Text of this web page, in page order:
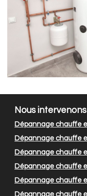
Nous
Dépannage chauffe
Dépannage chauffe
Dépannage chauffe
Dépannage chauffe
Dépannage chauffe
Dépannage chauffe